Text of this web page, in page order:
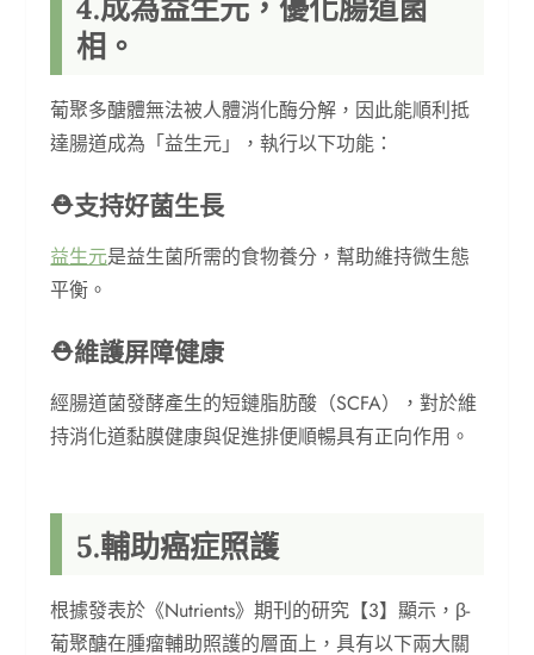
4.成為益生元，優化腸道菌
相。
葡聚多醣體無法被人體消化酶分解，因此能順利抵
達腸道成為「益生元」，執行以下功能：
⛑︎支持好菌生長
益生元是益生菌所需的食物養分，幫助維持微生態
平衡。
⛑︎維護屏障健康
經腸道菌發酵產生的短鏈脂肪酸（SCFA），對於維
持消化道黏膜健康與促進排便順暢具有正向作用。
5.輔助癌症照護
根據發表於《Nutrients》期刊的研究【3】顯示，β-
葡聚醣在腫瘤輔助照護的層面上，具有以下兩大關